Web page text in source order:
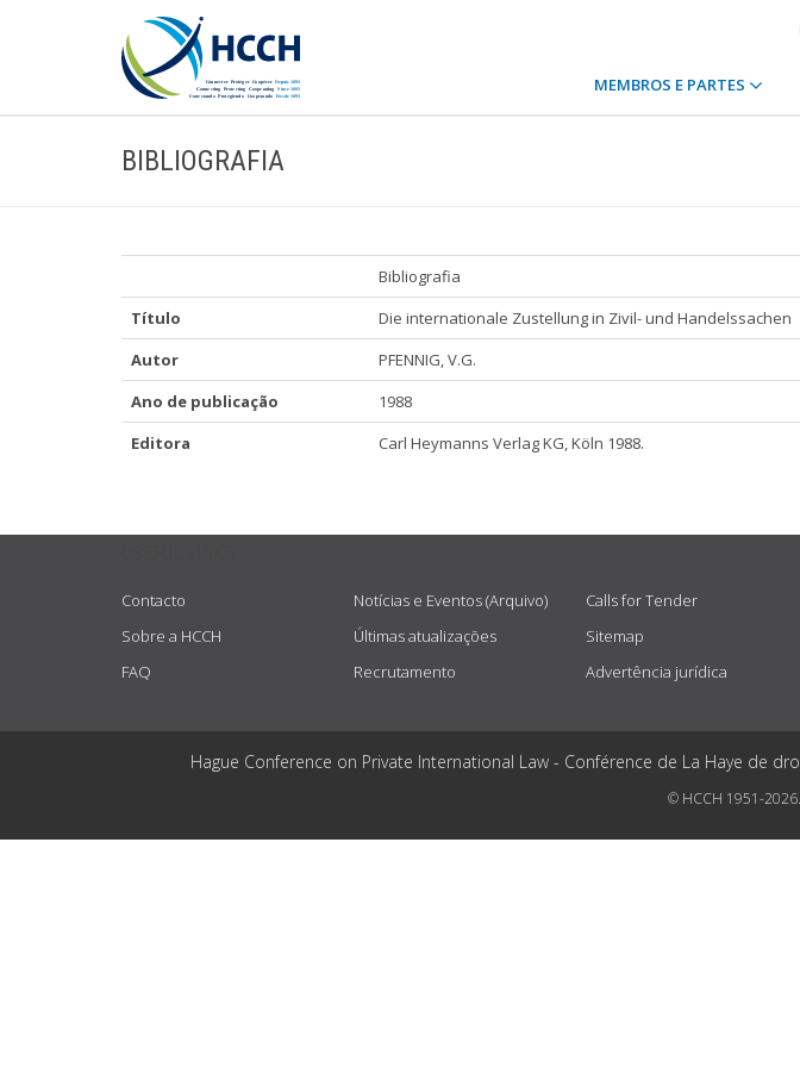
MEMBROS E PARTES
BIBLIOGRAFIA
Bibliografia
Título
Die internationale Zustellung in Zivil- und Handelssachen
Autor
PFENNIG, V.G.
Ano de publicação
1988
Editora
Carl Heymanns Verlag KG, Köln 1988.
Contacto
Sobre a HCCH
FAQ
Notícias e Eventos (Arquivo)
Últimas atualizações
Recrutamento
Calls for Tender
Sitemap
Advertência jurídica
Hague Conference on Private International Law - Conférence de La Haye de
© HCCH 1951-